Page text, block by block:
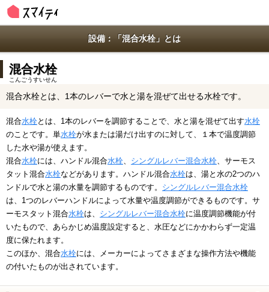
設備：「混合水栓」とは
混合水栓
こんごうすいせん
混合水栓とは、1本のレバーで水と湯を混ぜて出せる水栓です。
混合水栓とは、1本のレバーを調節することで、水と湯を混ぜて出す水栓
のことです。単水栓が水または湯だけ出すのに対して、１本で温度調節
した水や湯が使えます。
混合水栓には、ハンドル混合水栓、 シングルレバー混合水栓、サーモス
タット混合水栓などがあります。ハンドル混合水栓は、湯と水の2つのハ
ンドルで水と湯の水量を調節するものです。 シングルレバー混合水栓
は、1つのレバーハンドルによって水量や温度調節ができるものです。サ
ーモスタット混合水栓は、 シングルレバー混合水栓に温度調節機能が付
いたもので、あらかじめ温度設定すると、水圧などにかかわらず一定温
度に保たれます。
このほか、混合水栓には、メーカーによってさまざまな操作方法や機能
の付いたものが出されています。